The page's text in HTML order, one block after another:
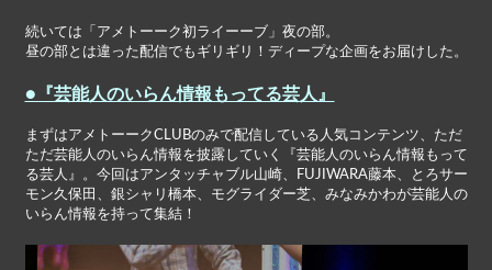
続いては「アメトーーク初ライーーブ」夜の部。
昼の部とは違った配信でもギリギリ！ディープな企画をお届けした。
●『芸能人のいらん情報もってる芸人』
まずはアメトーークCLUBのみで配信している人気コンテンツ、ただ
ただ芸能人のいらん情報を披露していく『芸能人のいらん情報もって
る芸人』。今回はアンタッチャブル山崎、FUJIWARA藤本、とろサー
モン久保田、銀シャリ橋本、モグライダー芝、みなみかわが芸能人の
いらん情報を持って集結！